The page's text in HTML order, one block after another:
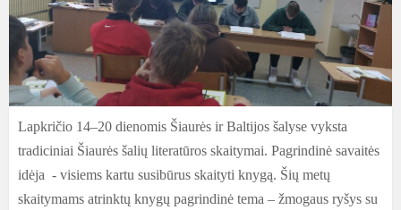
Lapkričio 14–20 dienomis Šiaurės ir Baltijos šalyse vyksta
tradiciniai Šiaurės šalių literatūros skaitymai. Pagrindinė savaitės
idėja - visiems kartu susibūrus skaityti knygą. Šių metų
skaitymams atrinktų knygų pagrindinė tema – žmogaus ryšys su